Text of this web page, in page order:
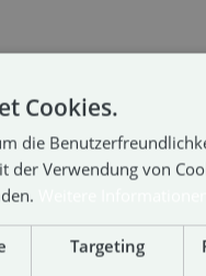
Cookies.
die
der Verwendung von
Targeting